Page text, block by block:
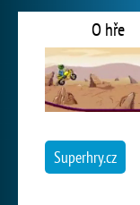
O hře
Superhry.cz